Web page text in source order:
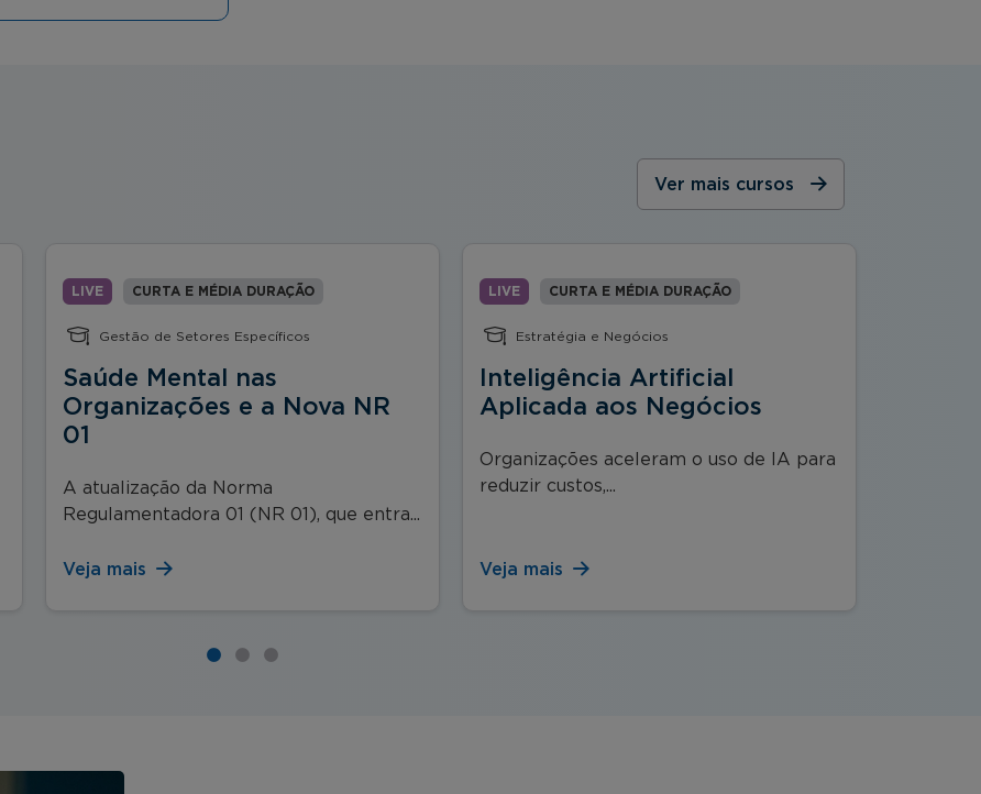
Ver mais cursos
LIVE CURTA E MÉDIA DURAÇÃO
Gestão de Setores Específicos
Saúde Mental nas
Organizações e a Nova NR
01
A atualização da Norma
Regulamentadora 01 (NR 01), que entra...
Veja mais
LIVE CURTA E MÉDIA DURAÇÃO
Estratégia e Negócios
Inteligência Artificial
Aplicada aos Negócios
Organizações aceleram o uso de IA para
reduzir custos,...
Veja mais